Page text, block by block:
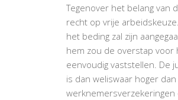
Tegenover het belang van
recht op vrije
het beding zal zijn
hem zou de overstap voor
eenvoudig vaststellen. De
is dan weliswaar hoger
werknemersverzekeringen